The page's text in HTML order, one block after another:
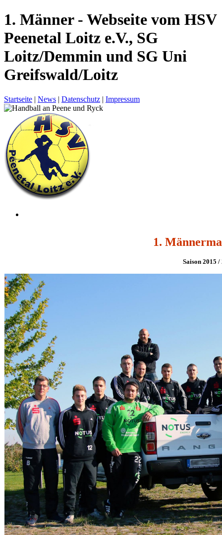
1. Männer - Webseite vom HSV
Peenetal Loitz e.V., SG
Loitz/Demmin und SG Uni
Greifswald/Loitz
Startseite | News | Datenschutz | Impressum
1.
Saison 2015 /